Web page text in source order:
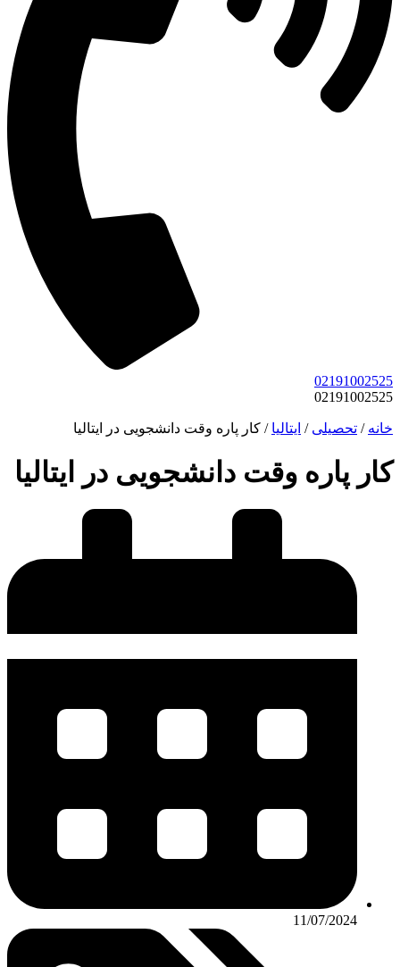
02191002525
02191002525
خانه / تحصیلی / ایتالیا / كار پاره وقت دانشجویی در ایتالیا
كار پاره وقت دانشجویی در ایتالیا
11/07/2024